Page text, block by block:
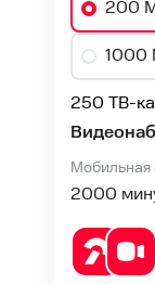
200
1000
250 ТВ-
Мобильная
2000